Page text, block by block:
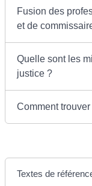
Fusion des
et de
Quelle sont les
justice ?
Comment
Textes de